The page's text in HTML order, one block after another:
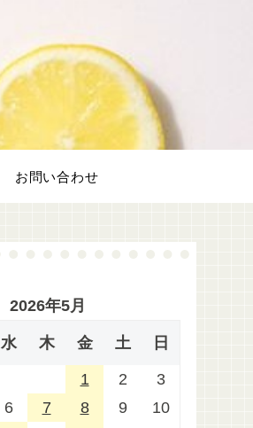
お問い合わせ
2026年5月
水 木 金 土 日
1 2
3
6 7 8 9
10